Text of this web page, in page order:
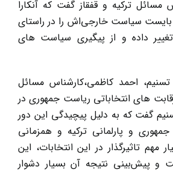
ترکیه و قفقاز گفت که آنکارا
سیاست خارجی‌اش را در راستای
داده و از پیگیری سیاست های
تسنیم، احمد کاظمی،کارشناس مسائل
رقابت های انتخاباتی ریاست جمهوری در
گفت که به دلیل پیچیدگی این دور
و پارلمانی ترکیه و همزمانی
مهم تاثیرگذار در این انتخابات، این
و پیش‌بینی نتیجه آن بسیار دشوار